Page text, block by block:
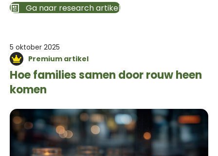
Ga naar research artikel
5 oktober 2025
Premium artikel
Hoe families samen door rouw heen
komen